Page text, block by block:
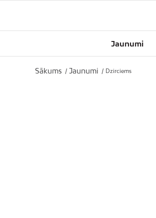
Jaunumi
Sākums / Jaunumi / Dzirciems